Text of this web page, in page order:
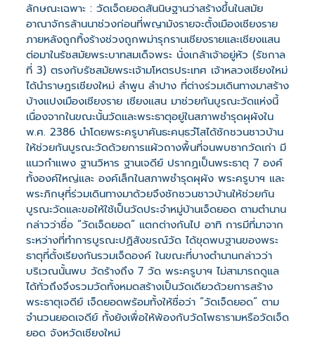
ลักษณะเฉพาะ : วัดเจ็ดยอดสันนิษฐานว่าสร้างขึ้นในสมัย
อาณาจักรล้านนาช่วงก่อนที่พญามังรายจะตั้งเมืองเชียงราย
ภายหลังถูกทิ้งร้างช่วงถูกพม่ารุกรานเชียงรายและเชียงแสน
ต่อมาในรัชสมัยพระบาทสมเด็จพระ นั่งเกล้าเจ้าอยู่หัว (รัชกาล
ที่ 3) ตรงกับรัชสมัยพระเจ้ามโหตรประเทศ เจ้าหลวงเชียงใหม่
ได้นำราษฎรเชียงใหม่ ลำพูน ลำปาง ที่ต่างร่วมเดินทางมาสร้าง
บ้างแปงเมืองเชียงราย เชียงแสน มาช่วยกันบูรณะวัดแห่งนี้
เนื่องจากในขณะนั้นวัดและพระธาตุอยู่ในสภาพชำรุดผุผังใน
พ.ศ. 2386 นำโดยพระครูบาคันธะคนฺธวํโสได้ชักชวนชาวบ้าน
ให้ช่วยกันบูรณะวัดด้วยการแผ้วถางพื้นที่จนพบซากวัดเก่า มี
แนวกำแพง ฐานวิหาร ฐานเจดีย์ ปรากฏเป็นพระธาตุ 7 องค์
ทั้งองค์ใหญ่และ องค์เล็กในสภาพชำรุดผุผัง พระครูบาฯ และ
พระภิกษุที่ร่วมเดินทางมาด้วยจึงชักชวนชาวบ้านให้ช่วยกัน
บูรณะวัดและขอให้ใช้เป็นวัดประจำหมู่บ้านเจ็ดยอด ตามตำนาน
กล่าวว่าชื่อ “วัดเจ็ดยอด” แตกต่างกันไป อาทิ การมีที่มาจาก
ระหว่างที่ทำการบูรณะปฏิสังขรณ์วัด ได้ขุดพบฐานของพระ
ธาตุที่ตั้งเรียงกันรวมเจ็ดองค์ ในขณะที่บางตำนานกล่าวว่า
บริเวณนั้นพบ วัดร้างถึง 7 วัด พระครูบาฯ ไม่สามารถดูแล
ได้ทั่วถึงจึงรวมวัดทั้งหมดสร้างเป็นวัดเดียวด้วยการสร้าง
พระธาตุเจดีย์ เจ็ดยอดพร้อมทั้งให้ชื่อว่า “วัดเจ็ดยอด” ตาม
จำนวนยอดเจดีย์ ทั้งยังเพื่อให้พ้องกับวัดโพธารามหรือวัดเจ็ด
ยอด จังหวัดเชียงใหม่